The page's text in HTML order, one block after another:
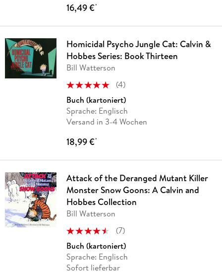
16,49 €*
Homicidal Psycho Jungle Cat: Calvin &
Hobbes Series: Book Thirteen
Bill Watterson
(4)
Buch (kartoniert)
Sprache: Englisch
Versand in 3-4 Wochen
18,99 €*
Attack of the Deranged Mutant Killer
Monster Snow Goons: A Calvin and
Hobbes Collection
Bill Watterson
(7)
Buch (kartoniert)
Sprache: Englisch
Sofort lieferbar